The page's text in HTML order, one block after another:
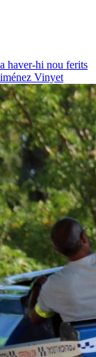
haver-hi nou ferits
Vinyet